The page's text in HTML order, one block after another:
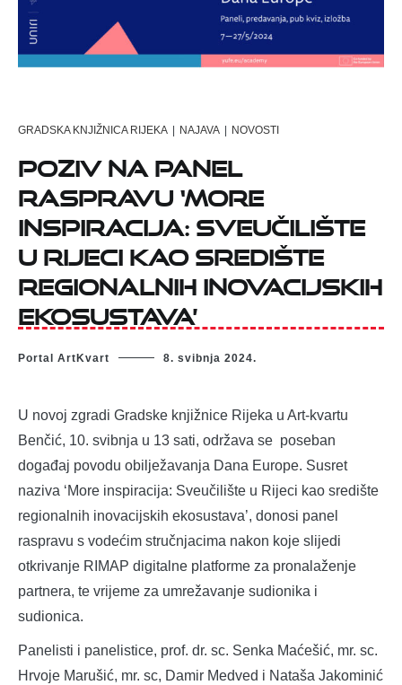
GRADSKA KNJIŽNICA RIJEKA | NAJAVA | NOVOSTI
Poziv na panel
raspravu ‘More
inspiracija: Sveučilište
u Rijeci kao središte
regionalnih inovacijskih
ekosustava’
Portal ArtKvart 8. svibnja 2024.
U novoj zgradi Gradske knjižnice Rijeka u Art-kvartu
Benčić, 10. svibnja u 13 sati, održava se poseban
događaj povodu obilježavanja Dana Europe. Susret
naziva ‘More inspiracija: Sveučilište u Rijeci kao središte
regionalnih inovacijskih ekosustava’, donosi panel
raspravu s vodećim stručnjacima nakon koje slijedi
otkrivanje RIMAP digitalne platforme za pronalaženje
partnera, te vrijeme za umrežavanje sudionika i
sudionica.
Panelisti i panelistice, prof. dr. sc. Senka Maćešić, mr. sc.
Hrvoje Marušić, mr. sc, Damir Medved i Nataša Jakominić